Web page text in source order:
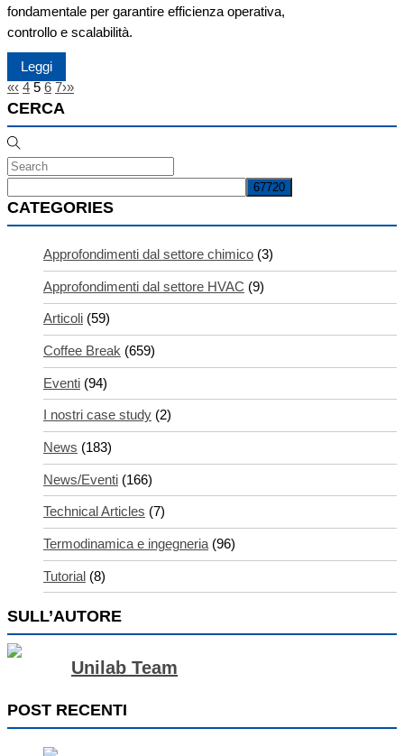
fondamentale per garantire efficienza operativa,
controllo e scalabilità.
Leggi
«‹ 4 5 6 7›»
CERCA
CATEGORIES
Approfondimenti dal settore chimico (3)
Approfondimenti dal settore HVAC (9)
Articoli (59)
Coffee Break (659)
Eventi (94)
I nostri case study (2)
News (183)
News/Eventi (166)
Technical Articles (7)
Termodinamica e ingegneria (96)
Tutorial (8)
SULL’AUTORE
Unilab Team
POST RECENTI